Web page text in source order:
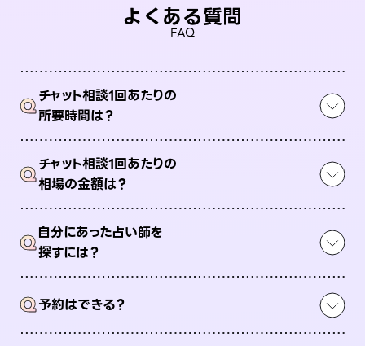
よくある質問
FAQ
Qチャット相談1回あたりの
所要時間は？
Qチャット相談1回あたりの
相場の金額は？
Q自分にあった占い師を
探すには？
Q予約はできる？